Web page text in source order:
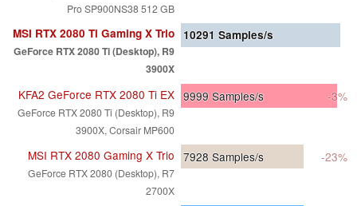
Pro SP900NS38 512 GB
MSI RTX 2080 Ti Gaming X Trio
GeForce RTX 2080 Ti (Desktop), R9
3900X
10291 Samples/s
KFA2 GeForce RTX 2080 Ti EX
GeForce RTX 2080 Ti (Desktop), R9
3900X, Corsair MP600
9999 Samples/s -3%
MSI RTX 2080 Gaming X Trio
GeForce RTX 2080 (Desktop), R7
2700X
7928 Samples/s -23%